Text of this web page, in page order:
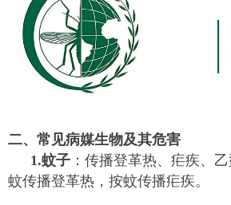
二、常见病媒生物及其危害
1.蚊子 ：传播登革热、疟疾、
蚊传播登革热，按蚊传播疟疾。